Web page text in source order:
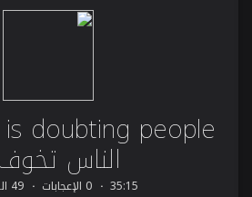
doubting people
الناس
35:15 0 الإعجابات 49 التشغيلات